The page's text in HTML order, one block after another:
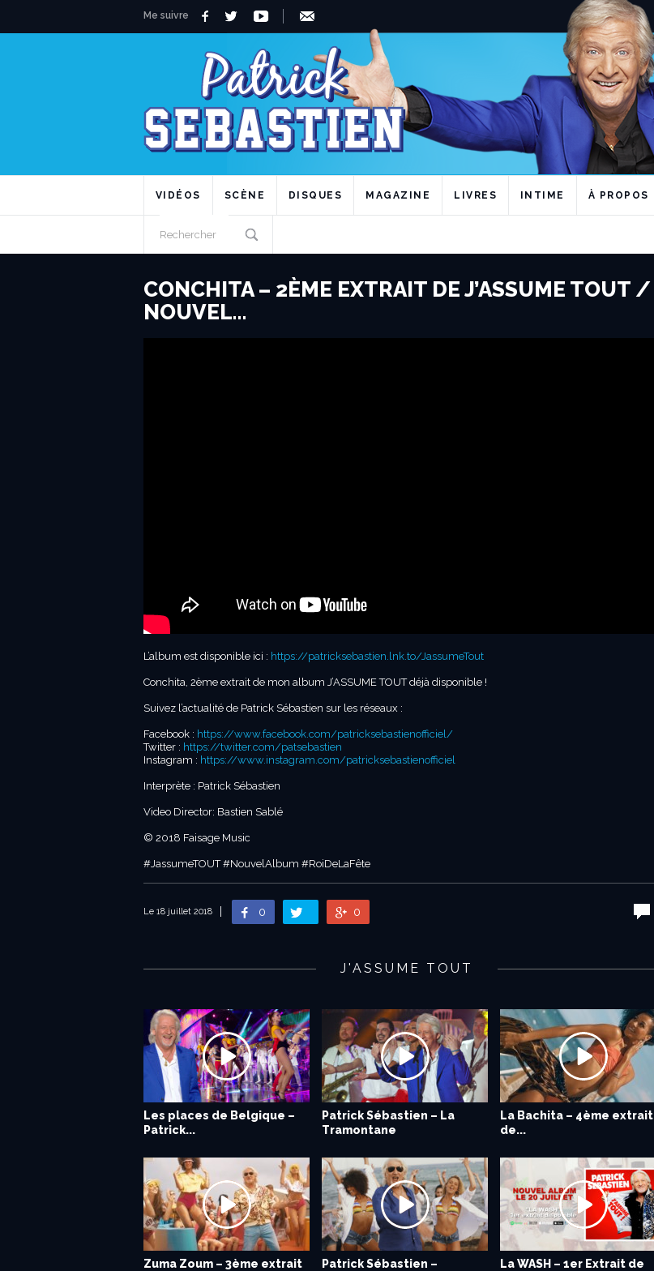
Me suivre
VIDÉOS SCÈNE DISQUES MAGAZINE LIVRES INTIME À PROPOS
CONCHITA – 2ÈME EXTRAIT DE J’ASSUME TOUT /
NOUVEL…
L’album est disponible ici : https://patricksebastien.lnk.to/JassumeTout
Conchita, 2ème extrait de mon album J’ASSUME TOUT déjà disponible !
Suivez l’actualité de Patrick Sébastien sur les réseaux :
Facebook : https://www.facebook.com/patricksebastienofficiel/
Twitter : https://twitter.com/patsebastien
Instagram : https://www.instagram.com/patricksebastienofficiel
Interprète : Patrick Sébastien
Video Director: Bastien Sablé
© 2018 Faisage Music
#JassumeTOUT #NouvelAlbum #RoiDeLaFête
Le 18 juillet 2018 0 0
J'ASSUME TOUT
Les places de Belgique –
Patrick...
Patrick Sébastien – La
Tramontane
La Bachita – 4ème extrait
de...
Zuma Zoum – 3ème extrait
Patrick Sébastien –
La WASH – 1er Extrait de